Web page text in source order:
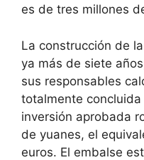
es de tres millones
La construcción de
ya más de siete
sus responsables
totalmente
inversión aprobada
de yuanes, el
euros. El embalse